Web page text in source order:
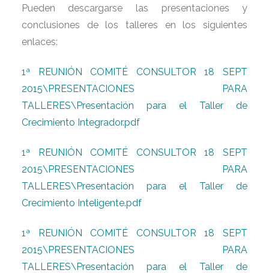
Pueden descargarse las presentaciones y
conclusiones de los talleres en los siguientes
enlaces:
1ª REUNIÓN COMITÉ CONSULTOR 18 SEPT
2015\PRESENTACIONES PARA
TALLERES\Presentación para el Taller de
Crecimiento Integrador.pdf
1ª REUNIÓN COMITÉ CONSULTOR 18 SEPT
2015\PRESENTACIONES PARA
TALLERES\Presentación para el Taller de
Crecimiento Inteligente.pdf
1ª REUNIÓN COMITÉ CONSULTOR 18 SEPT
2015\PRESENTACIONES PARA
TALLERES\Presentación para el Taller de